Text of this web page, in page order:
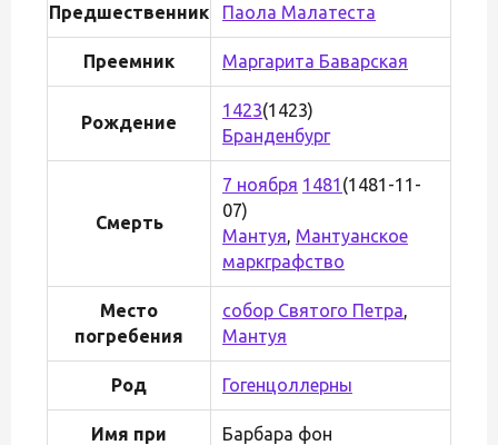
Предшественник Паола Малатеста
Преемник Маргарита Баварская
Рождение
1423(1423)
Бранденбург
Смерть
7 ноября 1481 (1481-11-
07)
Мантуя, Мантуанское
маркграфство
Место
погребения
собор Святого Петра,
Мантуя
Род Гогенцоллерны
Имя при
Барбара фон